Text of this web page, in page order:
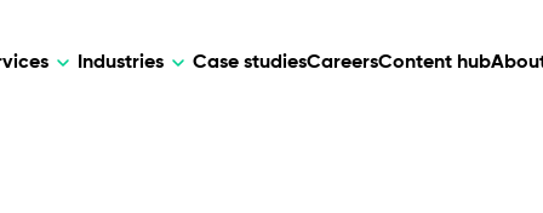
Industries Case studiesCareersContent hub